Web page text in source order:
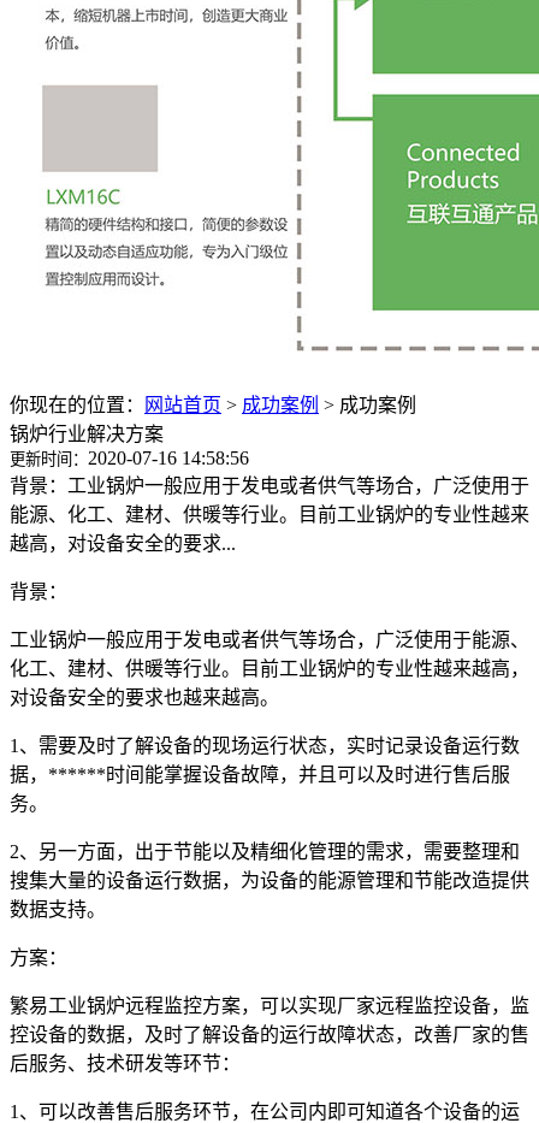
你现在的位置： 网站首页 > 成功案例 > 成功案例
锅炉行业解决方案
更新时间： 2020-07-16 14:58:56
背景：工业锅炉一般应用于发电或者供气等场合，广泛使用于
能源、化工、建材、供暖等行业。目前工业锅炉的专业性越来
越高，对设备安全的要求...
背景：
工业锅炉一般应用于发电或者供气等场合，广泛使用于能源、
化工、建材、供暖等行业。目前工业锅炉的专业性越来越高，
对设备安全的要求也越来越高。
1、需要及时了解设备的现场运行状态，实时记录设备运行数
据，******时间能掌握设备故障，并且可以及时进行售后服
务。
2、另一方面，出于节能以及精细化管理的需求，需要整理和
搜集大量的设备运行数据，为设备的能源管理和节能改造提供
数据支持。
方案：
繁易工业锅炉远程监控方案，可以实现厂家远程监控设备，监
控设备的数据，及时了解设备的运行故障状态，改善厂家的售
后服务、技术研发等环节：
1、可以改善售后服务环节，在公司内即可知道各个设备的运